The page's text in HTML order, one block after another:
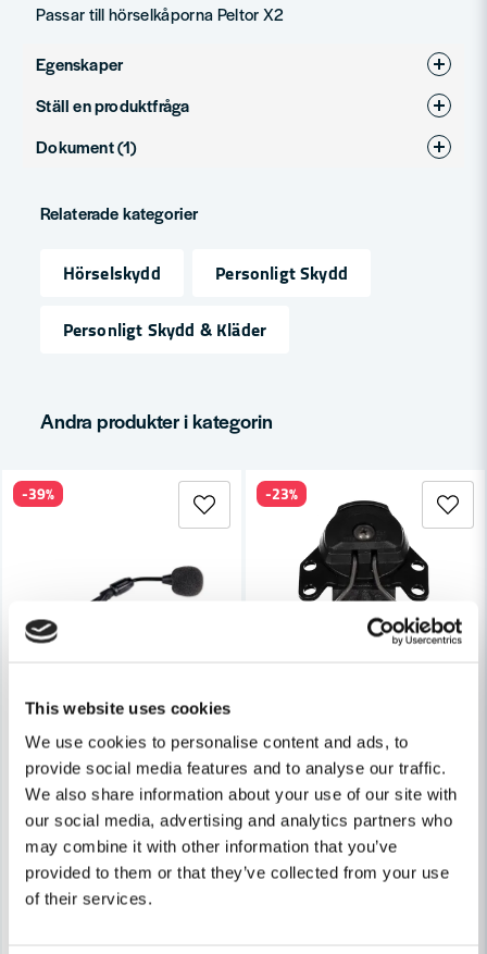
This website uses cookies
We use cookies to personalise content and ads, to
provide social media features and to analyse our traffic.
We also share information about your use of our site with
our social media, advertising and analytics partners who
may combine it with other information that you’ve
provided to them or that they’ve collected from your use
of their services.
Passar till hörselkåporna Peltor X2
Egenskaper
Produkttyp
Ställ en produktfråga
question
Fråga oss något om denna produkten...
nameNamn
Dokument (1)
147.16 KB
Relaterade kategorier
Hörselskydd
Personligt Skydd
Personligt Skydd & Kläder
Andra produkter i kategorin
PELTOR
3M Peltor Mikrofonkit MT53N-14/1
1 677 kr
1 020 kr
Leveranstid ifrån leverantör ca
-39%
PELTOR
Peltor P3EG-F Hjälmfäste –
-23%